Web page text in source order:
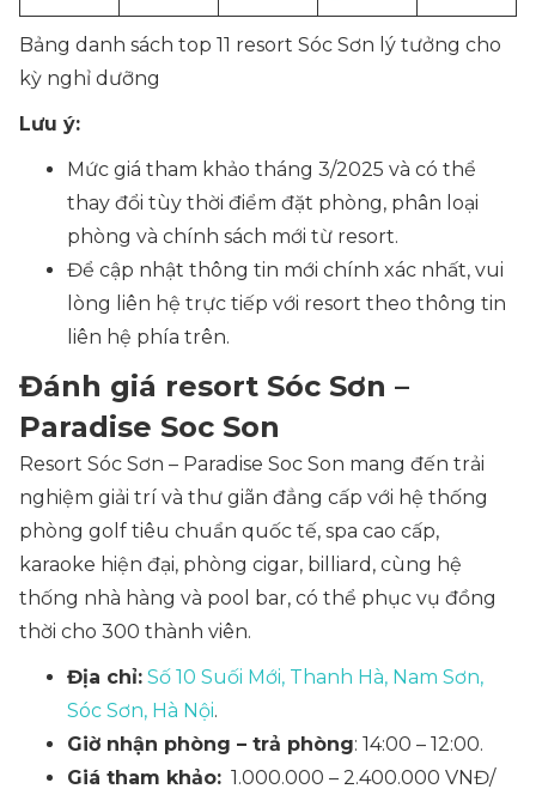
Bảng danh sách top 11 resort Sóc Sơn lý tưởng cho
kỳ nghỉ dưỡng
Lưu ý:
Mức giá tham khảo tháng 3/2025 và có thể
thay đổi tùy thời điểm đặt phòng, phân loại
phòng và chính sách mới từ resort.
Để cập nhật thông tin mới chính xác nhất, vui
lòng liên hệ trực tiếp với resort theo thông tin
liên hệ phía trên.
Đánh giá resort Sóc Sơn –
Paradise Soc Son
Resort Sóc Sơn – Paradise Soc Son mang đến trải
nghiệm giải trí và thư giãn đẳng cấp với hệ thống
phòng golf tiêu chuẩn quốc tế, spa cao cấp,
karaoke hiện đại, phòng cigar, billiard, cùng hệ
thống nhà hàng và pool bar, có thể phục vụ đồng
thời cho 300 thành viên.
Địa chỉ: Số 10 Suối Mới, Thanh Hà, Nam Sơn,
Sóc Sơn, Hà Nội.
Giờ nhận phòng – trả phòng: 14:00 – 12:00.
Giá tham khảo: 1.000.000 – 2.400.000 VNĐ/